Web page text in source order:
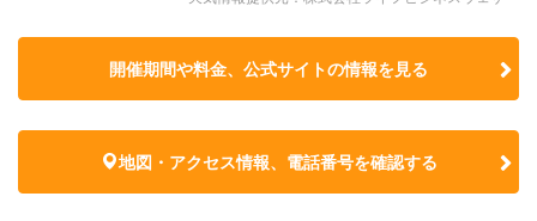
開催期間や料金、公式サイトの情報を見る
地図・アクセス情報、電話番号を確認する